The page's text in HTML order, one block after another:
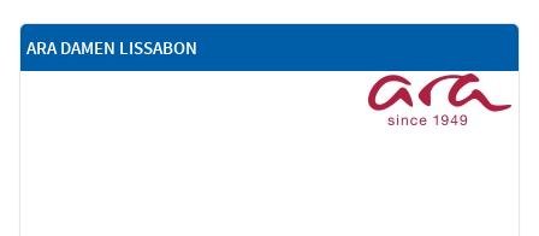
ARA DAMEN LISSABON